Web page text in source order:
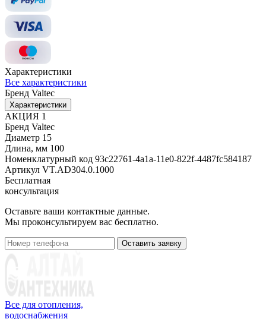
Характеристики
Все характеристики
Бренд Valtec
Характеристики
АКЦИЯ 1
Бренд Valtec
Диаметр 15
Длина, мм 100
Номенклатурный код 93c22761-4a1a-11e0-822f-4487fc584187
Артикул VT.AD304.0.1000
Бесплатная
консультация
Оставьте ваши контактные данные.
Мы проконсультируем вас бесплатно.
Оставить заявку
Все для отопления,
водоснабжения